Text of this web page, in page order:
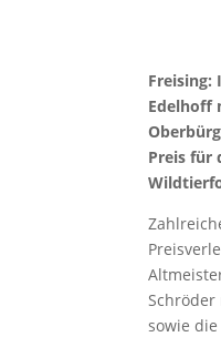
Freising:
Edelhoff
Preis für
sowie